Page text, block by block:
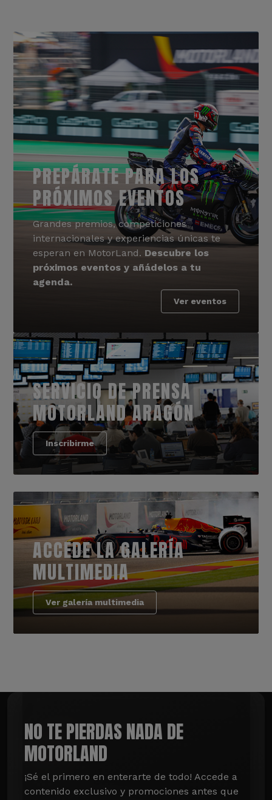
PREPÁRATE PARA LOS
PRÓXIMOS EVENTOS
Grandes premios, competiciones
internacionales y experiencias únicas te
esperan en MotorLand. Descubre los
próximos eventos y añádelos a tu
agenda.
Ver eventos
SERVICIO DE PRENSA
MOTORLAND ARAGÓN
Inscribirme
ACCEDE LA GALERÍA
MULTIMEDIA
Ver galería multimedia
NO TE PIERDAS NADA DE
MOTORLAND
¡Sé el primero en enterarte de todo! Accede a
contenido exclusivo y promociones antes que